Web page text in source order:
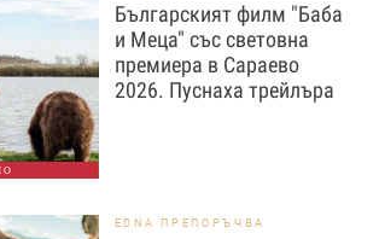
Българският филм "Баба
и Меца" със световна
премиера в Сараево
2026. Пуснаха трейлъра
EDNA ПРЕПОРЪЧВА